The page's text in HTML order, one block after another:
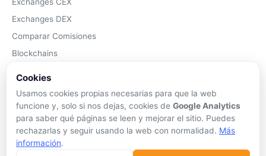
Exchanges DEX
Comparar Comisiones
Blockchains
Mejor Wallet
Gastar Criptomonedas
APRENDER
Cookies
Usamos cookies propias necesarias para que la web
funcione y, solo si nos dejas, cookies de Google Analytics
para saber qué páginas se leen y mejorar el sitio. Puedes
rechazarlas y seguir usando la web con normalidad. Más
información.